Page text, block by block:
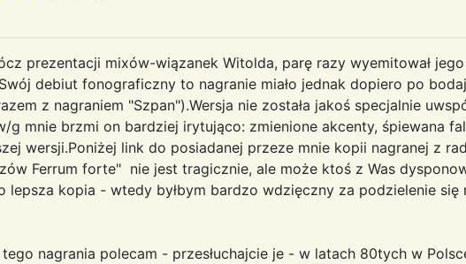
prezentacji mixów-wiązanek Witolda, parę razy wyemitował
Swój debiut fonograficzny to nagranie miało jednak dopiero po
z nagraniem "Szpan").Wersja nie została jakoś specjalnie
g mnie brzmi on bardziej irytująco: zmienione akcenty, śpiewana
wersji.Poniżej link do posiadanej przeze mnie kopii nagranej z
Ferrum forte" nie jest tragicznie, ale może ktoś z Was
lepsza kopia - wtedy byłbym bardzo wdzięczny za podzielenie się
nagrania polecam - przesłuchajcie je - w latach 80tych w